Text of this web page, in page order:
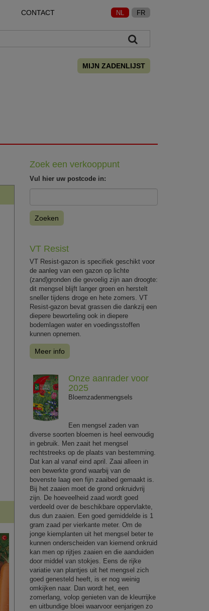
CONTACT NL FR
MIJN ZADENLIJST
Zoek een verkooppunt
Vul hier uw postcode in:
Zoeken
VT Resist
VT Resist-gazon is specifiek geschikt voor
de aanleg van een gazon op lichte
(zand)gronden die gevoelig zijn aan droogte:
dit mengsel blijft langer groen en herstelt
sneller tijdens droge en hete zomers. VT
Resist-gazon bevat grassen die dankzij een
diepere beworteling ook in diepere
bodemlagen water en voedingsstoffen
kunnen opnemen.
Meer info
Onze aanrader voor
2025
Bloemzadenmengsels
Een mengsel zaden van
diverse soorten bloemen is heel eenvoudig
in gebruik. Men zaait het mengsel
rechtstreeks op de plaats van bestemming.
Dat kan al vanaf eind april. Zaai alleen in
een bewerkte grond waarbij van de
bovenste laag een fijn zaaibed gemaakt is.
Bij het zaaien moet de grond onkruidvrij
zijn. De hoeveelheid zaad wordt goed
verdeeld over de beschikbare oppervlakte,
dus dun zaaien. Een goed gemiddelde is 1
gram zaad per vierkante meter. Om de
jonge kiemplanten uit het mengsel beter te
kunnen onderscheiden van kiemend onkruid
kan men op rijtjes zaaien en die aanduiden
door middel van stokjes. Eens de rijke
variatie van plantjes uit het mengsel zich
goed genesteld heeft, is er nog weinig
omkijken naar. Dan wordt het, een
zomerlang, volop genieten van de kleurrijke
en uitbundige bloei waarvoor eenjarigen zo